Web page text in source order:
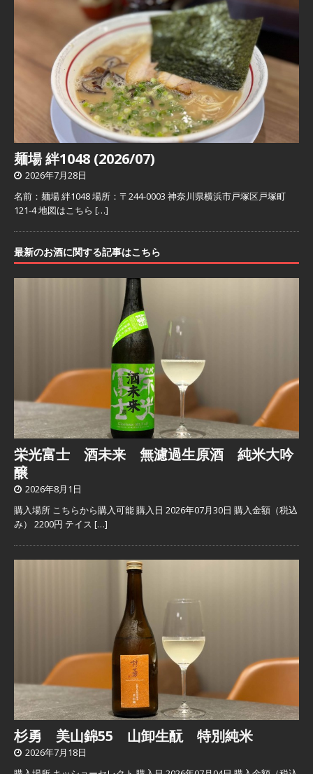
麺場 絆1048 (2026/07)
2026年7月28日
名前：麺場 絆1048 場所：〒244-0003 神奈川県横浜市戸塚区戸塚町
121-4 地図はこちら […]
最新のお酒に関する記事はこちら
栄光富士 酒未来 無濾過生原酒 純米大吟
醸
2026年8月1日
購入場所 こちらから購入可能 購入日 2026年07月30日 購入金額（税込
み） 2200円 テイス […]
杉勇 美山錦55 山卸生酛 特別純米
2026年7月18日